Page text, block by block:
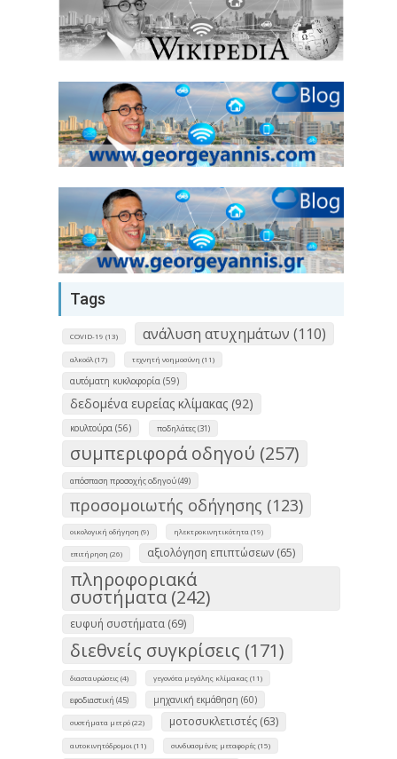
Tags
COVID-19 (13) ανάλυση ατυχημάτων (110)
αλκοόλ (17) τεχνητή νοημοσύνη (11)
αυτόματη κυκλοφορία (59)
δεδομένα ευρείας κλίμακας (92)
κουλτούρα (56) ποδηλάτες (31)
συμπεριφορά οδηγού (257)
απόσπαση προσοχής οδηγού (49)
προσομοιωτής οδήγησης (123)
οικολογική οδήγηση (9) ηλεκτροκινητικότητα (19)
επιτήρηση (26) αξιολόγηση επιπτώσεων (65)
πληροφοριακά
συστήματα (242)
ευφυή συστήματα (69)
διεθνείς συγκρίσεις (171)
διασταυρώσεις (4) γεγονότα μεγάλης κλίμακας (11)
εφοδιαστική (45) μηχανική εκμάθηση (60)
συστήματα μετρό (22) μοτοσυκλετιστές (63)
αυτοκινητόδρομοι (11) συνδυασμένες μεταφορές (15)